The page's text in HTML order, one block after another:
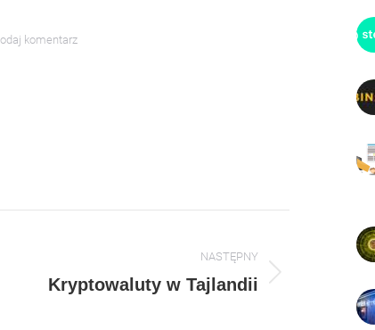
komentarz
NASTĘPNY
Kryptowaluty w Tajlandii